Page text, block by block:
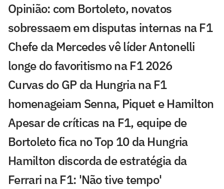
Opinião: com Bortoleto, novatos
sobressaem em disputas internas na F1
Chefe da Mercedes vê líder Antonelli
longe do favoritismo na F1 2026
Curvas do GP da Hungria na F1
homenageiam Senna, Piquet e Hamilton
Apesar de críticas na F1, equipe de
Bortoleto fica no Top 10 da Hungria
Hamilton discorda de estratégia da
Ferrari na F1: 'Não tive tempo'